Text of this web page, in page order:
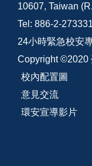
10607, Taiwan
Tel: 886-2-
24小時緊急校安
Copyright ©2020
校內配置圖
意見交流
環安宣導影片